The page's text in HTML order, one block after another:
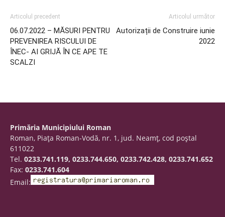
Articolul precedent
06.07.2022 – MĂSURI PENTRU
PREVENIREA RISCULUI DE
ÎNEC- AI GRIJĂ ÎN CE APE TE
SCALZI
Articolul următor
Autorizații de Construire iunie
2022
Primăria Municipiului Roman
Roman, Piaţa Roman-Vodă, nr. 1, jud. Neamţ, cod poştal
611022
Tel. 0233.741.119, 0233.744.650, 0233.742.428, 0233.741.652
Fax: 0233.741.604
Email: